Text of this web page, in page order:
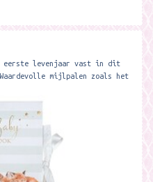
eerste levenjaar vast in dit
mijlpalen zoals het